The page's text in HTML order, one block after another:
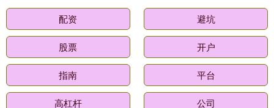
基金指数 7242.10 +12.30 +0.17%
配资 避坑
股票 开户
指南 平台
高杠杆 公司